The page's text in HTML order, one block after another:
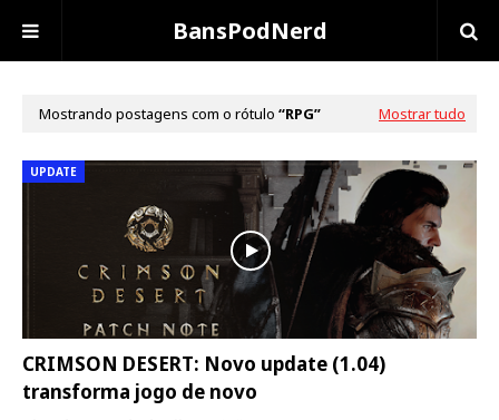
BansPodNerd
Mostrando postagens com o rótulo RPG Mostrar tudo
UPDATE
CRIMSON DESERT: Novo update (1.04)
transforma jogo de novo